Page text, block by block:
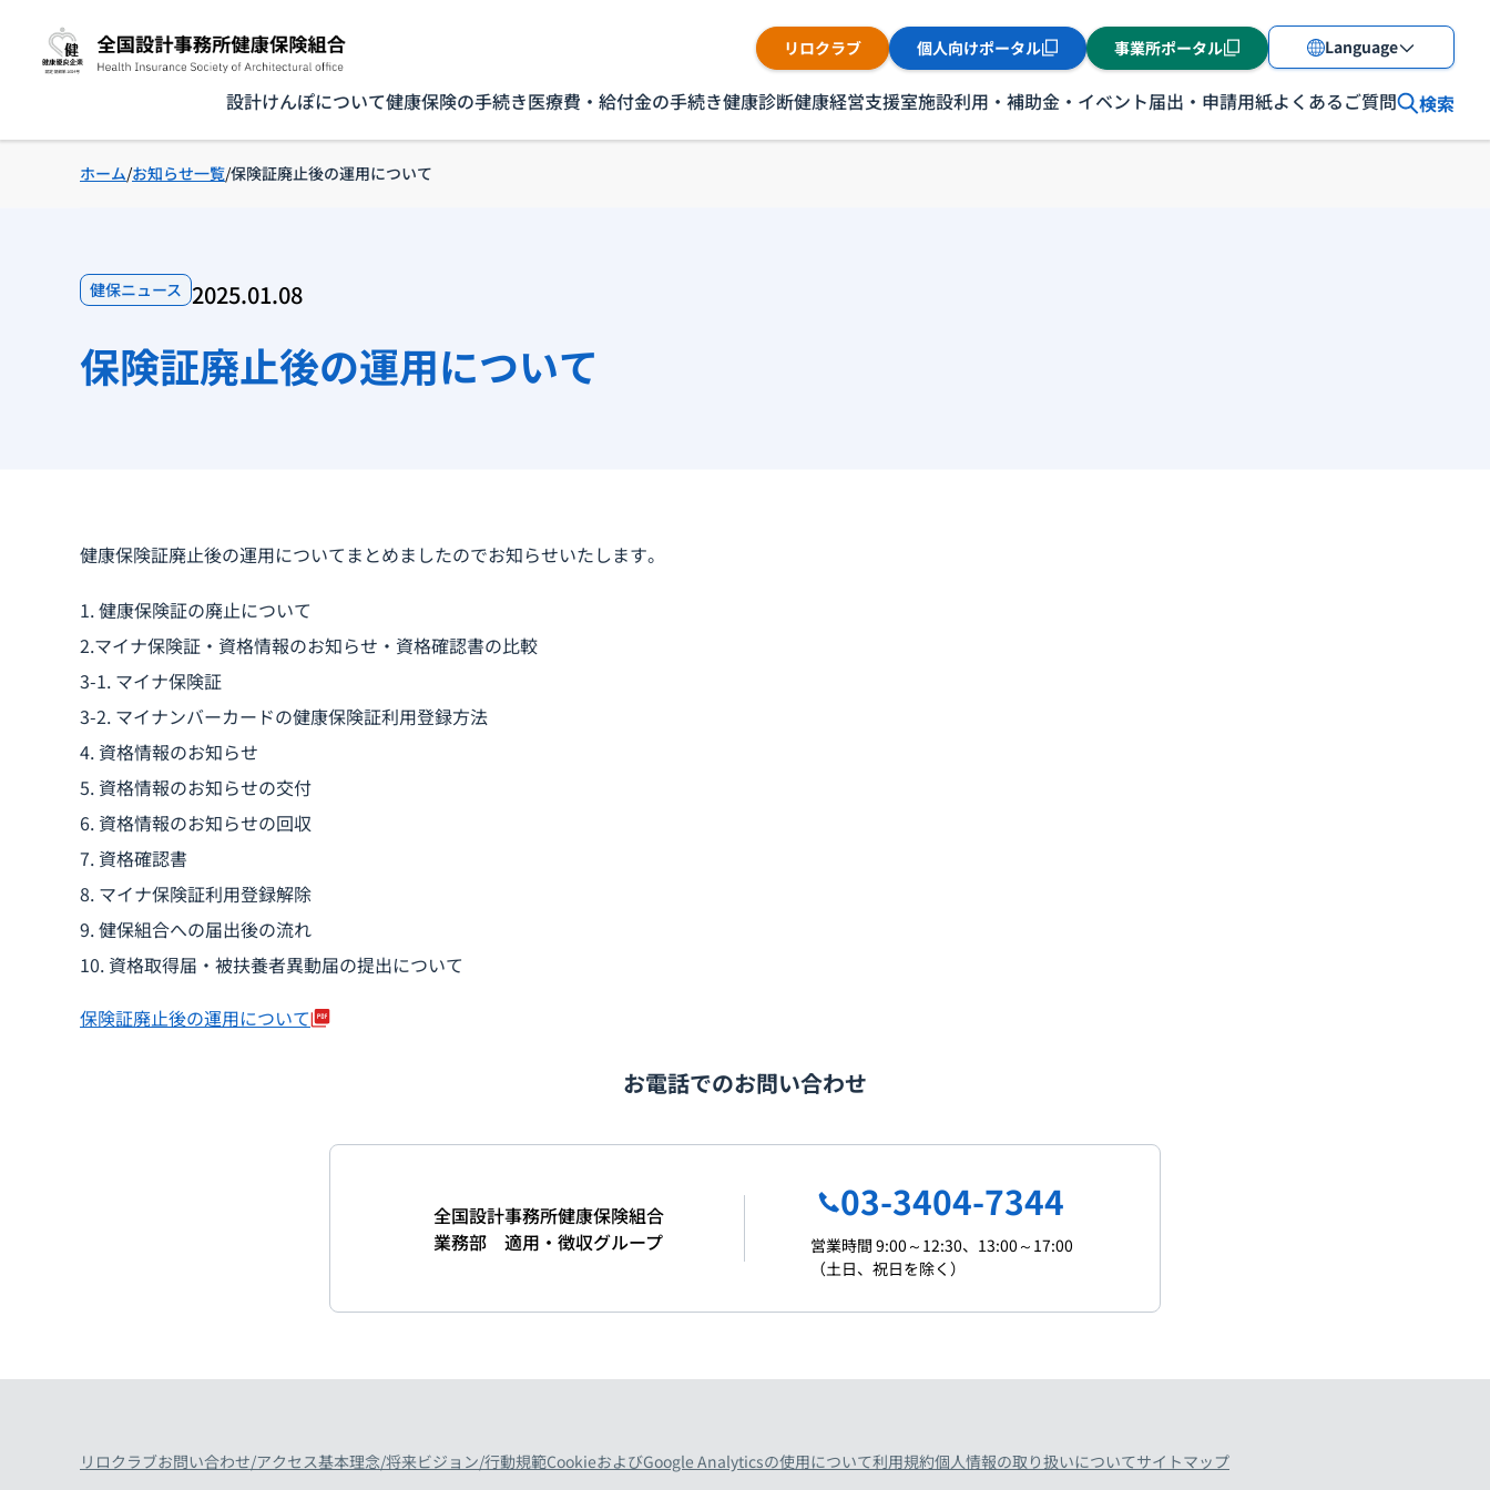
リロクラブ 個人向けポータル 事業所ポータル Language
設計けんぽについて健康保険の手続き医療費・給付金の手続き健康診断健康経営支援室施設利用・補助金・イベント届出・申請用紙よくあるご質問 検索
ホーム お知らせ一覧 保険証廃止後の運用について
健保ニュース 2025.01.08
保険証廃止後の運用について
健康保険証廃止後の運用についてまとめましたのでお知らせいたします。
1. 健康保険証の廃止について
2.マイナ保険証・資格情報のお知らせ・資格確認書の比較
3-1. マイナ保険証
3-2. マイナンバーカードの健康保険証利用登録方法
4. 資格情報のお知らせ
5. 資格情報のお知らせの交付
6. 資格情報のお知らせの回収
7. 資格確認書
8. マイナ保険証利用登録解除
9. 健保組合への届出後の流れ
10. 資格取得届・被扶養者異動届の提出について
保険証廃止後の運用について
お電話でのお問い合わせ
全国設計事務所健康保険組合
業務部 適用・徴収グループ
03-3404-7344
営業時間 9:00～12:30、13:00～17:00
（土日、祝日を除く）
リロクラブお問い合わせ/アクセス基本理念/将来ビジョン/行動規範CookieおよびGoogle Analyticsの使用について利用規約個人情報の取り扱いについてサイトマップ